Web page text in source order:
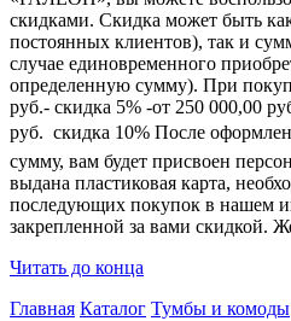
скидками. Скидка может быть
постоянных клиентов), так и
случае единовременного
определенную сумму). При
руб.- скидка 5% -от 250 000,00
руб.  скидка 10% После
сумму, вам будет присвоен
выдана пластиковая карта,
последующих покупок в нашем
закрепленной за вами скидкой.
Читать до конца
Главная Каталог Тумбы и комоды